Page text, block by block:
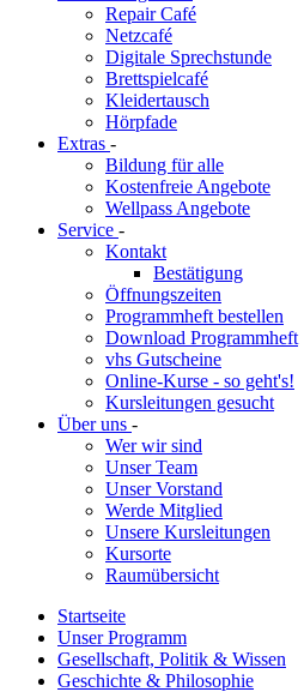
Repair Café
Netzcafé
Digitale Sprechstunde
Brettspielcafé
Kleidertausch
Hörpfade
Extras -
Bildung für alle
Kostenfreie Angebote
Wellpass Angebote
Service -
Kontakt
Bestätigung
Öffnungszeiten
Programmheft bestellen
Download Programmheft
vhs Gutscheine
Online-Kurse - so geht's!
Kursleitungen gesucht
Über uns -
Wer wir sind
Unser Team
Unser Vorstand
Werde Mitglied
Unsere Kursleitungen
Kursorte
Raumübersicht
Startseite
Unser Programm
Gesellschaft, Politik & Wissen
Geschichte & Philosophie